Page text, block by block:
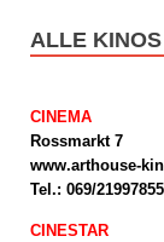
ALLE
CINEMA
Rossmarkt 7
www.arthouse-
Tel.: 069/21997855
CINESTAR